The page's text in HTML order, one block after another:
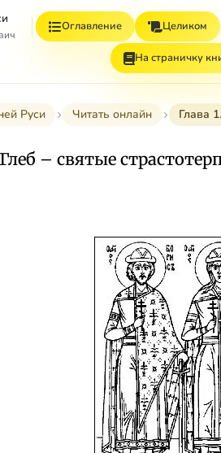
Оглавление Целиком
На страничку
Руси Читать онлайн Глава
– святые